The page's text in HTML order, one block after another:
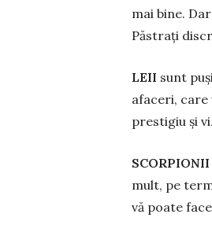
mai bine.
Păstrați
LEII sunt
afaceri, care
prestigiu și
SCORPIONII
mult, pe
vă poate